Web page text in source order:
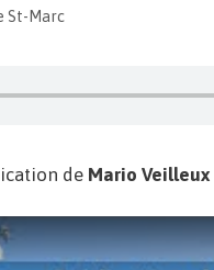
St-Marc
de Mario Veilleux